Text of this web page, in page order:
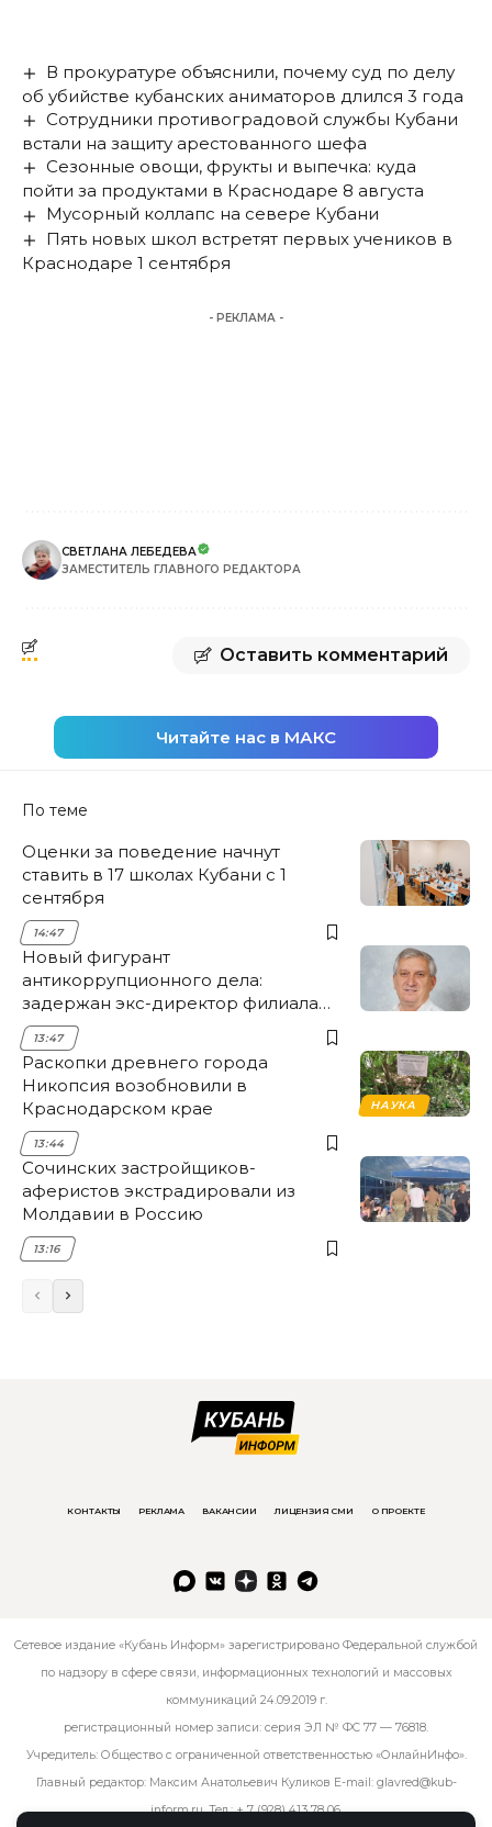
В прокуратуре объяснили, почему суд по делу
об убийстве кубанских аниматоров длился 3 года
Сотрудники противоградовой службы Кубани
встали на защиту арестованного шефа
Сезонные овощи, фрукты и выпечка: куда
пойти за продуктами в Краснодаре 8 августа
Мусорный коллапс на севере Кубани
Пять новых школ встретят первых учеников в
Краснодаре 1 сентября
- РЕКЛАМА -
СВЕТЛАНА ЛЕБЕДЕВА
ЗАМЕСТИТЕЛЬ ГЛАВНОГО РЕДАКТОРА
Оставить комментарий
Читайте нас в МАКС
По теме
Оценки за поведение начнут
ставить в 17 школах Кубани с 1
сентября
14:47
Новый фигурант
антикоррупционного дела:
задержан экс-директор филиала
НЭСК Крымска
13:47
НАУКА
Раскопки древнего города
Никопсия возобновили в
Краснодарском крае
13:44
Сочинских застройщиков-
аферистов экстрадировали из
Молдавии в Россию
13:16
КОНТАКТЫ РЕКЛАМА ВАКАНСИИ ЛИЦЕНЗИЯ СМИ О ПРОЕКТЕ
Сетевое издание «Кубань Информ» зарегистрировано Федеральной службой
по надзору в сфере связи, информационных технологий и массовых
коммуникаций 24.09.2019 г.
регистрационный номер записи: серия ЭЛ № ФС 77 — 76818.
Учредитель: Общество с ограниченной ответственностью «ОнлайнИнфо».
Главный редактор: Максим Анатольевич Куликов E-mail: glavred@kub-
inform.ru. Тел.:+ 7 (928) 413 78 06.